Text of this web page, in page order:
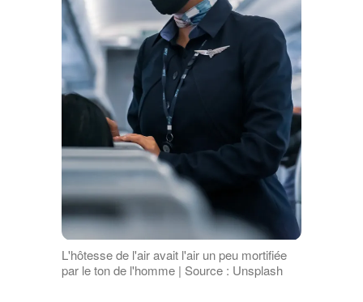
L'hôtesse de l'air avait l'air un peu mortifiée
par le ton de l'homme | Source : Unsplash